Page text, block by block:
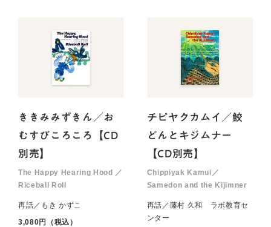
ききみみずきん／お
むすびころころ【CD
別売】
The Happy Hearing Hood ／
Riceball Roll
再話／もき かずこ
3,080円（税込）
チピヤクカムイ／鮫
どんとキジムナー
【CD別売】
Chippiyak Kamui／
Samedon and the Kijimner
再話／藤村 久和 ラボ教育セ
ンター